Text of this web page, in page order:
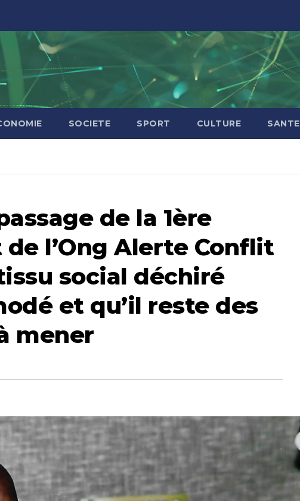
SOCIETE SPORT CULTURE SANTE
de la 1ère
l’Ong Alerte Conflit
social déchiré
et qu’il reste des
mener